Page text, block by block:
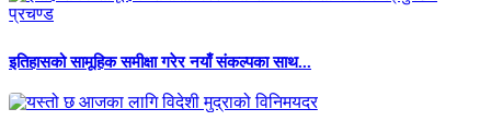
इतिहासको सामूहिक समीक्षा गरेर नयाँ संकल्पका साथ...